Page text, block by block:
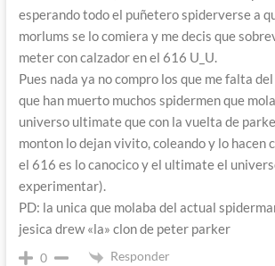
esperando todo el puñetero spiderverse a
morlums se lo comiera y me decis que
meter con calzador en el 616 U_U.
Pues nada ya no compro los que me falta
que han muerto muchos spidermen que
universo ultimate que con la vuelta de
monton lo dejan vivito, coleando y lo hacen
el 616 es lo canocico y el ultimate el
experimentar).
PD: la unica que molaba del actual
jesica drew «la» clon de peter parker
0 Responder